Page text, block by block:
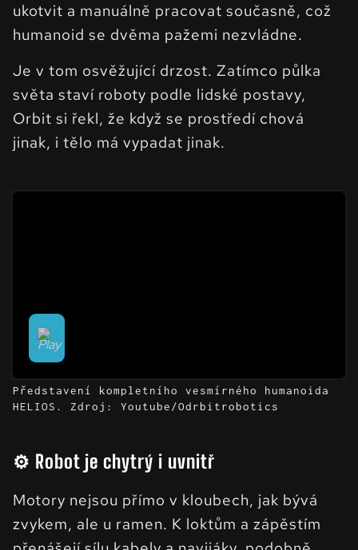
ukotvit a manuálně pracovat současně, což
humanoid se dvěma pažemi nezvládne.
Je v tom osvěžující drzost. Zatímco půlka
světa staví roboty podle lidské postavy,
Orbit si řekl, že když se prostředí chová
jinak, i tělo má vypadat jinak.
Představení kompletního vesmírného humanoida
HELIOS. Zdroj: Youtube/Odrbitrobotics
⚙️ Robot je chytrý i uvnitř
Motory nejsou přímo v kloubech, jak bývá
zvykem, ale u ramen. K loktům a zápěstím